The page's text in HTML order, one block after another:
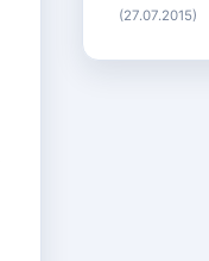
(27.07.2015)